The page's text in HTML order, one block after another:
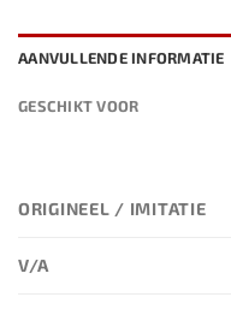
AANVULLENDE INFORMATIE
GESCHIKT VOOR
ORIGINEEL / IMITATIE
V/A